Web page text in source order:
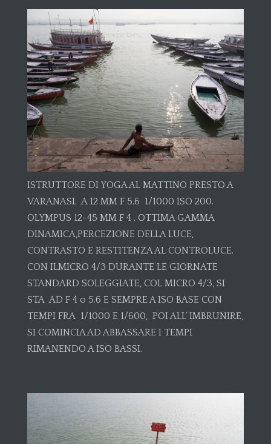
ISTRUTTORE DI YOGA AL MATTINO PRESTO A
VARANASI. A 12 MM F 5.6 1/1000 ISO 200.
OLYMPUS 12-45 MM F 4 . OTTIMA GAMMA
DINAMICA,PERCEZIONE DELLA LUCE,
CONTRASTO E RESTITENZA AL CONTROLUCE.
CON ILMICRO 4/3 DURANTE LE GIORNATE
STANDARD SOLEGGIATE, COL MICRO 4/3, SI
STA AD F 4 o 5.6 E SEMPRE A ISO BASE CON
TEMPI FRA 1/1000 E 1/600, POI ALL’ IMBRUNIRE,
SI COMINCIA AD ABBASSARE I TEMPI
RIMANENDO A ISO BASSI.